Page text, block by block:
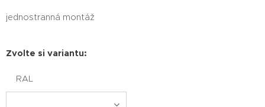
jednostranná montáž
Zvolte si variantu:
RAL